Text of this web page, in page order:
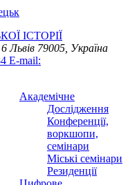
ІСТОРІЇ
Львів 79005, Україна
E-mail:
Академічне
Дослідження
Конференції,
воркшопи,
семінари
Міські семінари
Резиденції